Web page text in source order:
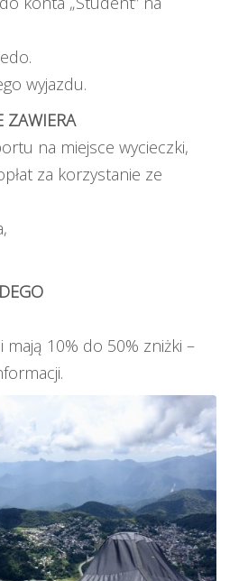
wyjazdu.
ZAWIERA
na miejsce wycieczki,
za korzystanie ze
mają 10% do 50% zniżki –
.